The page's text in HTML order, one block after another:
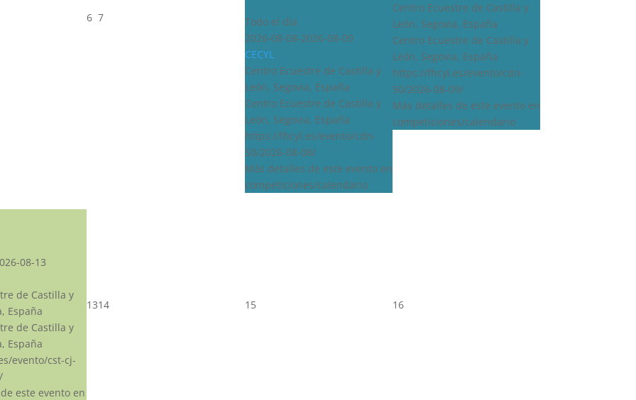
6 7
Todo el día
2026-08-08-2026-08-09
CECYL
Centro Ecuestre de Castilla y
León, Segovia, España
Centro Ecuestre de Castilla y
León, Segovia, España
https://fhcyl.es/evento/cdn-
50/2026-08-08/
Más detalles de este evento en
competiciones/calendario
Centro Ecuestre de Castilla y
León, Segovia, España
Centro Ecuestre de Castilla y
León, Segovia, España
https://fhcyl.es/evento/cdn-
50/2026-08-09/
Más detalles de este evento en
competiciones/calendario
08-13
de Castilla y
España
de Castilla y
España
evento/cst-cj-
este evento en
1314 15 16